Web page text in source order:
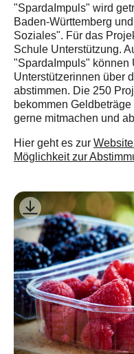
"SpardaImpuls" wird
Baden-Württemberg
Soziales". Für das
Schule Unterstützung.
"SpardaImpuls" können
Unterstützerinnen über
abstimmen. Die 250
bekommen
gerne mitmachen und
Hier geht es zur
Möglichkeit zur